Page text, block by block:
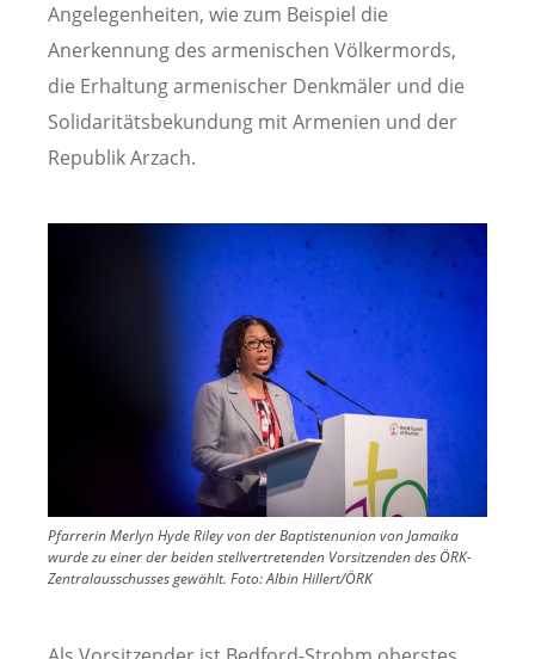
Angelegenheiten, wie zum Beispiel die
Anerkennung des armenischen Völkermords,
die Erhaltung armenischer Denkmäler und die
Solidaritätsbekundung mit Armenien und der
Republik Arzach.
Pfarrerin Merlyn Hyde Riley von der Baptistenunion von Jamaika
wurde zu einer der beiden stellvertretenden Vorsitzenden des ÖRK-
Zentralausschusses gewählt. Foto:Albin Hillert/ÖRK